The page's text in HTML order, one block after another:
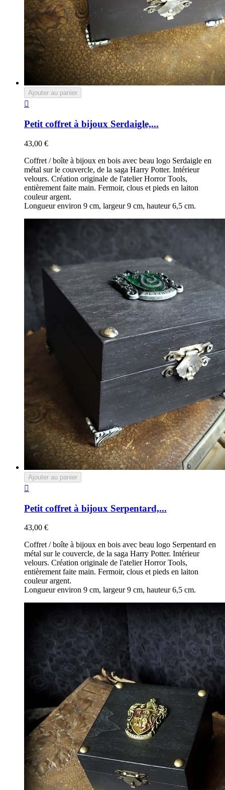
Ajouter au panier

Petit coffret à bijoux Serdaigle,...
43,00 €
Coffret / boîte à bijoux en bois avec beau logo Serdaigle en
métal sur le couvercle, de la saga Harry Potter. Intérieur
velours. Création originale de l'atelier Horror Tools,
entièrement faite main. Fermoir, clous et pieds en laiton
couleur argent.
Longueur environ 9 cm, largeur 9 cm, hauteur 6,5 cm.
Ajouter au panier

Petit coffret à bijoux Serpentard,...
43,00 €
Coffret / boîte à bijoux en bois avec beau logo Serpentard en
métal sur le couvercle, de la saga Harry Potter. Intérieur
velours. Création originale de l'atelier Horror Tools,
entièrement faite main. Fermoir, clous et pieds en laiton
couleur argent.
Longueur environ 9 cm, largeur 9 cm, hauteur 6,5 cm.